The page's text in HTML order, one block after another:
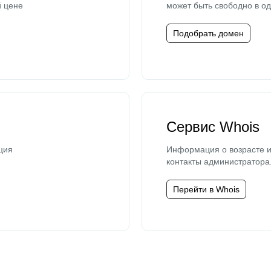
цене может быть свободно в
Подобрать домен
Сервис Whois
Информация о возрасте
контакты
Перейти в Whois